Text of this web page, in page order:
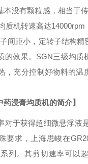
本没有颗粒感，相当于
质机转速高达14000rpm
间距小，定转子结构精
的效果。 SGN三级均质
，充分控制好物料的温
药浸膏均质机的简介】
对于获得超细微悬浮液
要求，上海思峻在G
列。其剪切速率可以超